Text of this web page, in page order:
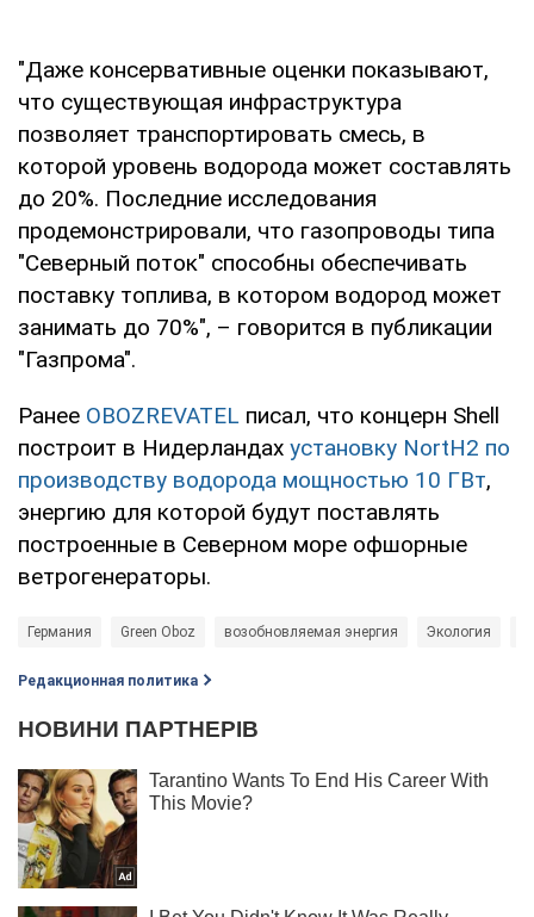
"Даже консервативные оценки показывают,
что существующая инфраструктура
позволяет транспортировать смесь, в
которой уровень водорода может составлять
до 20%. Последние исследования
продемонстрировали, что газопроводы типа
"Северный поток" способны обеспечивать
поставку топлива, в котором водород может
занимать до 70%", – говорится в публикации
"Газпрома".
Ранее OBOZREVATEL писал, что концерн Shell
построит в Нидерландах установку NortH2 по
производству водорода мощностью 10 ГВт,
энергию для которой будут поставлять
построенные в Северном море офшорные
ветрогенераторы.
Германия Green Oboz возобновляемая энергия Экология
Редакционная политика